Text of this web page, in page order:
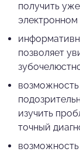
получить
электронном
позволяет
изучить
точный